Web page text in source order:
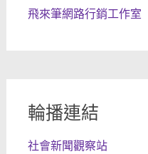
飛來筆網路行銷工作室
輪播連結
社會新聞觀察站